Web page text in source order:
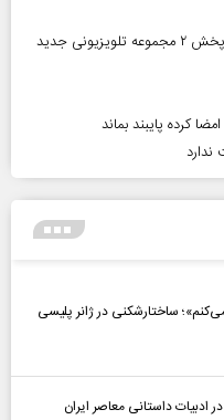
هنرمند منحصر‌به‌فردی را از دست دادیم/ پخش ۲ مجموعه تلویزیونی جدید
کرده پایبند بماند
ساختارشکنی در ژانر پلیسی
ادبیات داستانی معاصر ایران